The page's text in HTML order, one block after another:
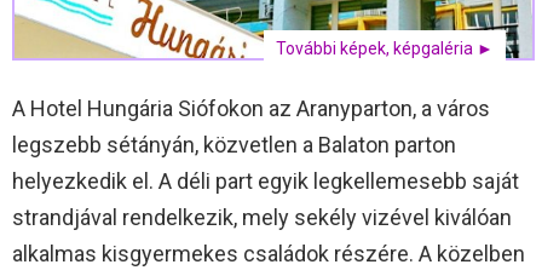
További képek, képgaléria ►
A Hotel Hungária Siófokon az Aranyparton, a város
legszebb sétányán, közvetlen a Balaton parton
helyezkedik el. A déli part egyik legkellemesebb saját
strandjával rendelkezik, mely sekély vizével kiválóan
alkalmas kisgyermekes családok részére. A közelben